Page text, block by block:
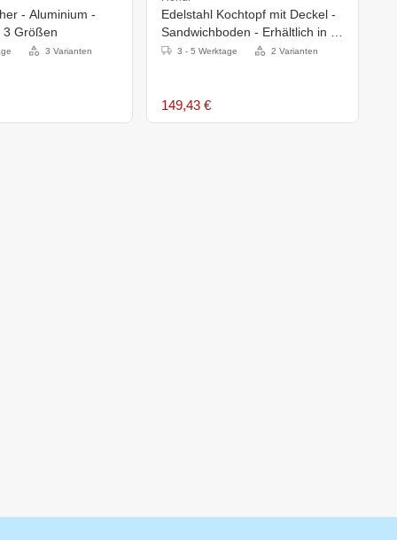
- Aluminium -
3 Größen
3 Varianten
Edelstahl Kochtopf mit Deckel -
Sandwichboden - Erhältlich in 7
Größen
3 - 5 Werktage 2 Varianten
149,43 €